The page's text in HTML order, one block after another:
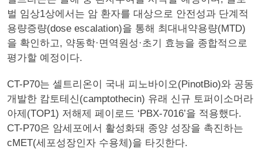
벌 임상1상에서는 암 환자를 대상으로 안전성과 단계적
용량증량(dose escalation)을 통해 최대내약용량(MTD)
을 확인하고, 약동학·면역원성·초기 효능을 종합적으로
평가할 예정이다.
CT-P70는 셀트리온이 국내 피노바이오(PinotBio)와 공동
개발한 캄토테신(camptothecin) 유래 신규 토퍼이소머라
아제(TOP1) 저해제 페이로드 ‘PBX-7016’을 적용했다.
CT-P70은 암세포에서 활성화돼 종양 성장을 촉진하는
cMET(세포성장인자 수용체)을 타깃한다.